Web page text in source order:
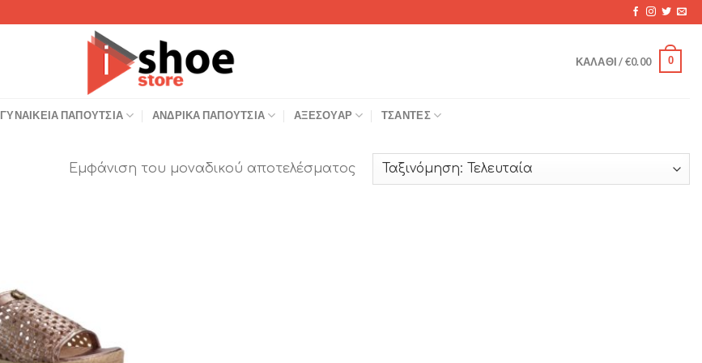
ΚΑΛΆΘΙ /€0.00 0
ΓΥΝΑΙΚΕΊΑ ΠΑΠΟΎΤΣΙΑ ΑΝΔΡΙΚΆ ΠΑΠΟΎΤΣΙΑ ΑΞΕΣΟΥΆΡ ΤΣΆΝΤΕΣ
Εμφάνιση του μοναδικού αποτελέσματος